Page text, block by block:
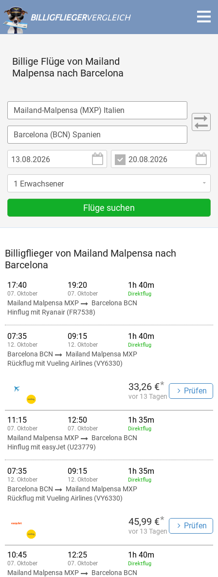
BILLIGFLIEGERVERGLEICH
Billige Flüge von Mailand
Malpensa nach Barcelona
Flüge suchen
Billigflieger von Mailand Malpensa nach
Barcelona
17:40
07. Oktober
19:20
07. Oktober
1h 40m
Direktflug
Mailand Malpensa MXP
Barcelona BCN
Hinflug mit Ryanair (FR7538)
07:35
12. Oktober
09:15
12. Oktober
1h 40m
Direktflug
Barcelona BCN
Mailand Malpensa MXP
Rückflug mit Vueling Airlines (VY6330)
33,26 €*
vor 13 Tagen
Prüfen
11:15
07. Oktober
12:50
07. Oktober
1h 35m
Direktflug
Mailand Malpensa MXP
Barcelona BCN
Hinflug mit easyJet (U23779)
07:35
12. Oktober
09:15
12. Oktober
1h 35m
Direktflug
Barcelona BCN
Mailand Malpensa MXP
Rückflug mit Vueling Airlines (VY6330)
45,99 €*
vor 13 Tagen
Prüfen
10:45
07. Oktober
12:25
07. Oktober
1h 40m
Direktflug
Mailand Malpensa MXP
Barcelona BCN